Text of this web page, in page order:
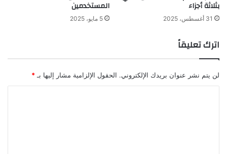
بثلاثة أجزاء
31 أغسطس، 2025
المستخدمين
5 مايو، 2025
اترك تعليقاً
لن يتم نشر عنوان بريدك الإلكتروني. الحقول الإلزامية مشار إليها بـ *